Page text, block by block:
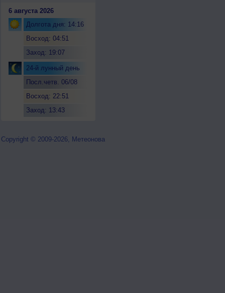
6 августа 2026
Долгота дня: 14:16
Восход: 04:51
Заход: 19:07
24-й лунный день
Посл.четв. 06/08
Восход: 22:51
Заход: 13:43
Copyright © 2009-2026, Метеонова